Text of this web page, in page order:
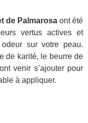
de Palmarosaont été
vertus actives et
sur votre peau.
de karité, le beurre de
venir s’ajouter pour
à appliquer.